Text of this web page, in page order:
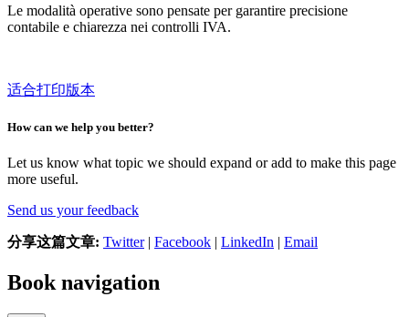
Le modalità operative sono pensate per garantire precisione
contabile e chiarezza nei controlli IVA.
适合打印版本
How can we help you better?
Let us know what topic we should expand or add to make this page
more useful.
Send us your feedback
分享这篇文章: Twitter| Facebook | LinkedIn | Email
Book navigation